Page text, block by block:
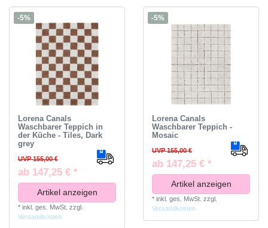
-5%
Lorena Canals
Waschbarer Teppich in
der Küche - Tiles, Dark
grey
UVP 155,00 €
ab 147,25 € *
Artikel anzeigen
* inkl. ges. MwSt. zzgl.
Versandkosten
-5%
Lorena Canals
Waschbarer Teppich -
Mosaic
UVP 155,00 €
ab 147,25 € *
Artikel anzeigen
* inkl. ges. MwSt. zzgl.
Versandkosten